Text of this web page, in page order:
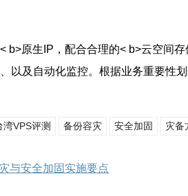
b>原生IP，配合合理的< b>云空间
以及自动化监控。根据业务重要性
湾VPS评测 备份容灾 安全加固 灾备
与安全加固实施要点